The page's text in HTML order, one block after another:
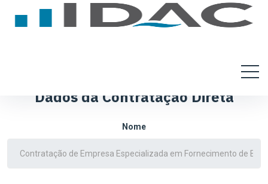
Dados da Contratação Direta
Nome